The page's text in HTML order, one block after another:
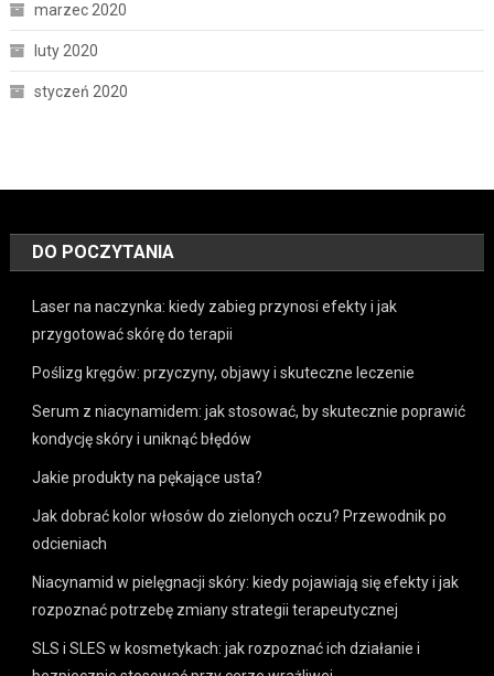
marzec 2020
luty 2020
styczeń 2020
DO POCZYTANIA
Laser na naczynka: kiedy zabieg przynosi efekty i jak
przygotować skórę do terapii
Poślizg kręgów: przyczyny, objawy i skuteczne leczenie
Serum z niacynamidem: jak stosować, by skutecznie poprawić
kondycję skóry i uniknąć błędów
Jakie produkty na pękające usta?
Jak dobrać kolor włosów do zielonych oczu? Przewodnik po
odcieniach
Niacynamid w pielęgnacji skóry: kiedy pojawiają się efekty i jak
rozpoznać potrzebę zmiany strategii terapeutycznej
SLS i SLES w kosmetykach: jak rozpoznać ich działanie i